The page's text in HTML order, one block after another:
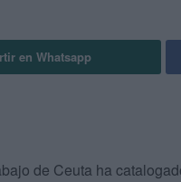
en Whatsapp
de Ceuta ha